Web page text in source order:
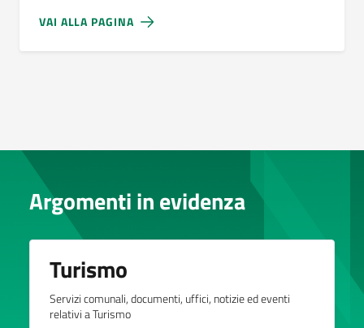
VAI ALLA PAGINA
Argomenti in evidenza
Turismo
Servizi comunali, documenti, uffici, notizie ed eventi
relativi a Turismo